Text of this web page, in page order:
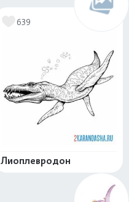
639
Лиоплевродон